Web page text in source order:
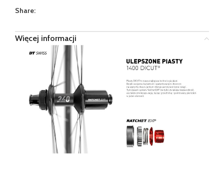
Share:
Więcej informacji